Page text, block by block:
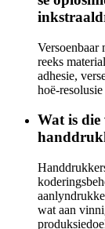
reeks
adhesie,
hoë-
Wat is die
wat aan